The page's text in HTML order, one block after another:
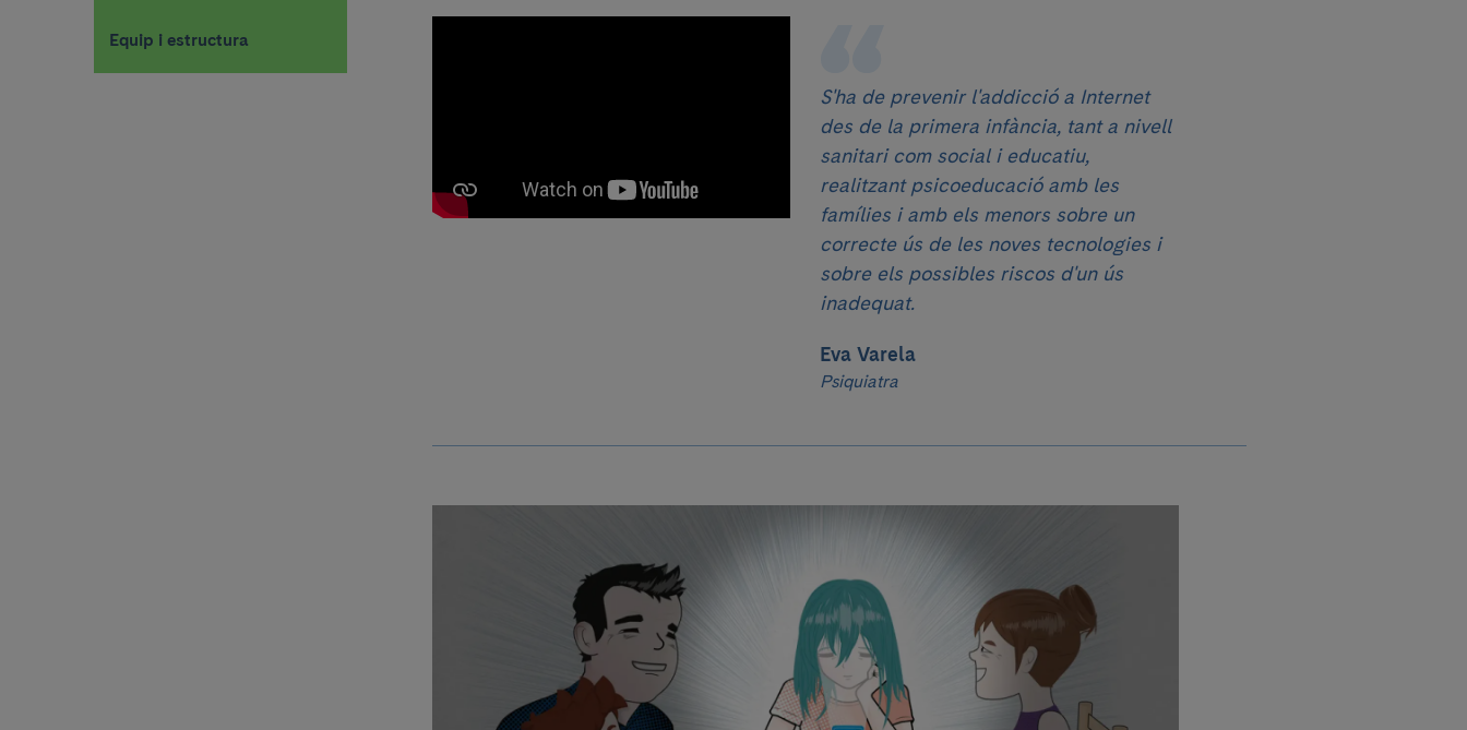
Equip i estructura
S'ha de prevenir l'addicció a Internet
des de la primera infància, tant a nivell
sanitari com social i educatiu,
realitzant psicoeducació amb les
famílies i amb els menors sobre un
correcte ús de les noves tecnologies i
sobre els possibles riscos d'un ús
inadequat.
Eva Varela
Psiquiatra